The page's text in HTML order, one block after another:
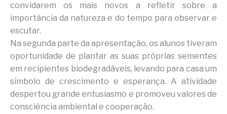
convidarem os mais novos a refletir sobre a
importância da natureza e do tempo para observar e
escutar.
Na segunda parte da apresentação, os alunos tiveram
oportunidade de plantar as suas próprias sementes
em recipientes biodegradáveis, levando para casa um
símbolo de crescimento e esperança. A atividade
despertou grande entusiasmo e promoveu valores de
consciência ambiental e cooperação.